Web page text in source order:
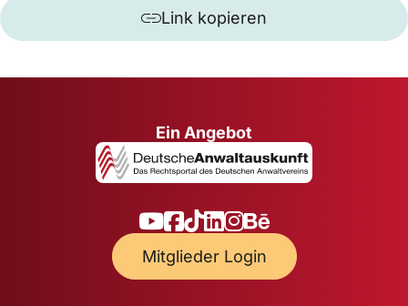
Link kopieren
Ein Angebot
Mitglieder Login